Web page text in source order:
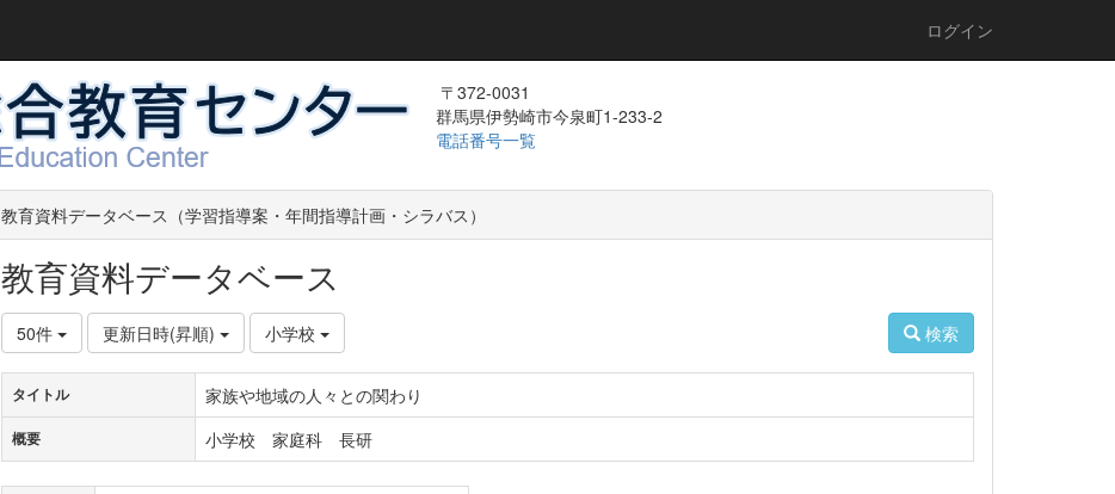
ログイン
〒372-0031
群馬県伊勢崎市今泉町1-233-2
電話番号一覧
教育資料データベース（学習指導案・年間指導計画・シラバス）
教育資料データベース
50件 更新日時(昇順) 小学校 検索
タイトル 家族や地域の人々との関わり
概要 小学校 家庭科 長研